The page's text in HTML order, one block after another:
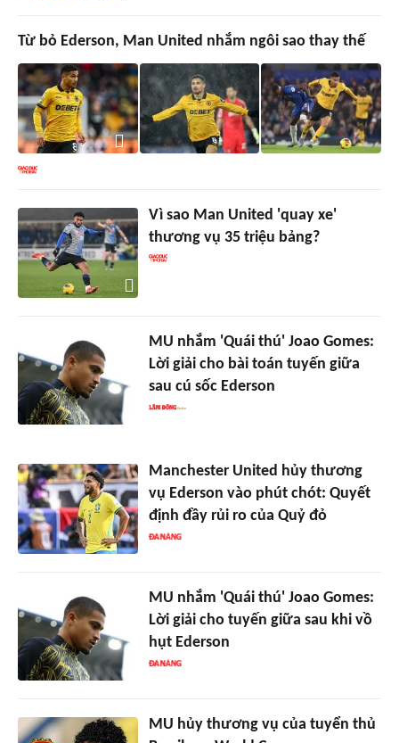
Từ bỏ Ederson, Man United nhắm ngôi sao thay thế
Vì sao Man United 'quay xe'
thương vụ 35 triệu bảng?
MU nhắm 'Quái thú' Joao Gomes:
Lời giải cho bài toán tuyến giữa
sau cú sốc Ederson
Manchester United hủy thương
vụ Ederson vào phút chót: Quyết
định đầy rủi ro của Quỷ đỏ
MU nhắm 'Quái thú' Joao Gomes:
Lời giải cho tuyến giữa sau khi vồ
hụt Ederson
MU hủy thương vụ của tuyển thủ